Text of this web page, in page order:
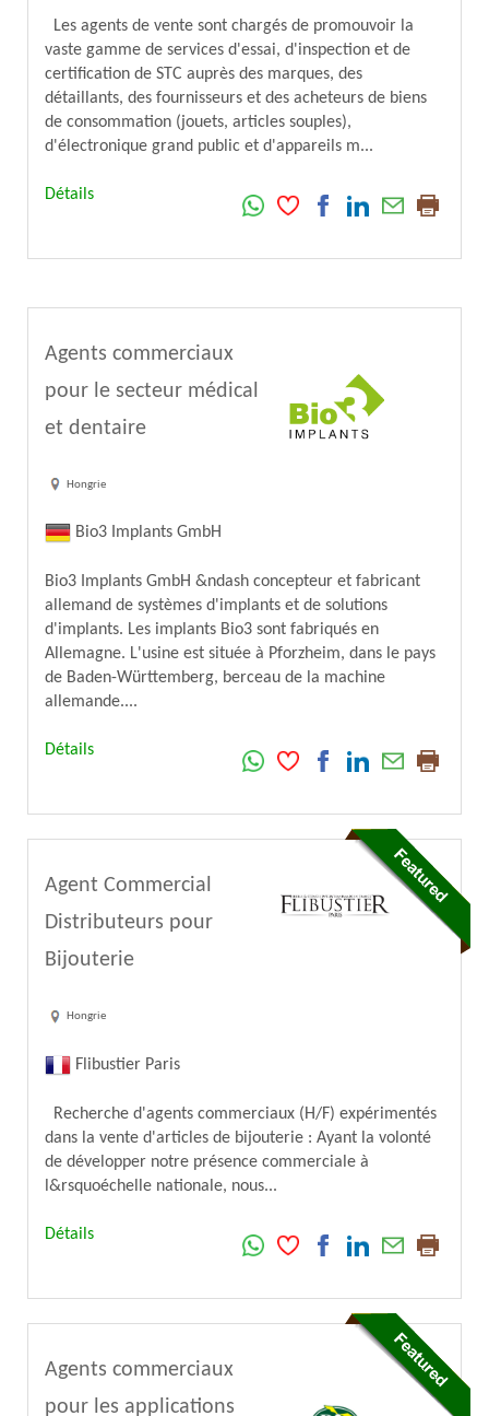
Les agents de vente sont chargés de promouvoir la
vaste gamme de services d'essai, d'inspection et de
certification de STC auprès des marques, des
détaillants, des fournisseurs et des acheteurs de biens
de consommation (jouets, articles souples),
d'électronique grand public et d'appareils m...
Détails
Agents commerciaux
pour le secteur médical
et dentaire
Hongrie
Bio3 Implants GmbH
Bio3 Implants GmbH &ndash concepteur et fabricant
allemand de systèmes d'implants et de solutions
d'implants. Les implants Bio3 sont fabriqués en
Allemagne. L'usine est située à Pforzheim, dans le pays
de Baden-Württemberg, berceau de la machine
allemande....
Détails
Agent Commercial
Distributeurs pour
Bijouterie
Hongrie
Flibustier Paris
Recherche d'agents commerciaux (H/F) expérimentés
dans la vente d'articles de bijouterie : Ayant la volonté
de développer notre présence commerciale à
l&rsquoéchelle nationale, nous...
Détails
Agents commerciaux
pour les applications